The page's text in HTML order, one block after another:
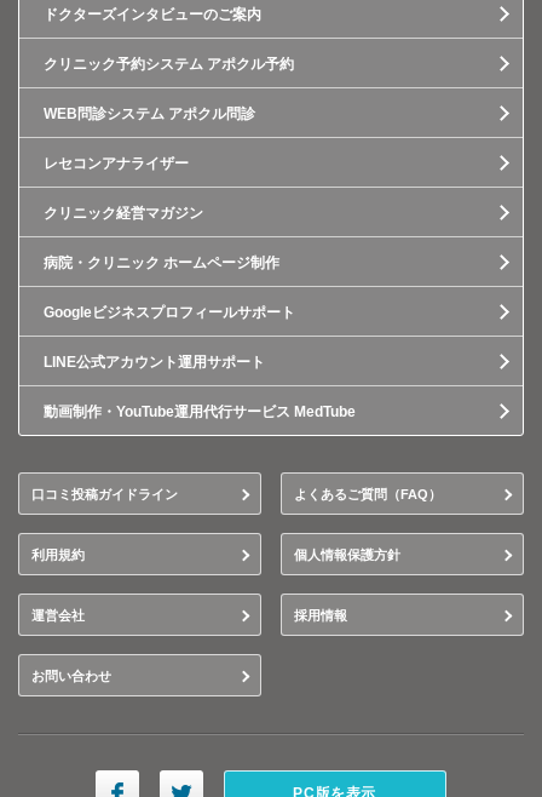
ドクターズインタビューのご案内
クリニック予約システム アポクル予約
WEB問診システム アポクル問診
レセコンアナライザー
クリニック経営マガジン
病院・クリニック ホームページ制作
Googleビジネスプロフィールサポート
LINE公式アカウント運用サポート
動画制作・YouTube運用代行サービス MedTube
口コミ投稿ガイドライン よくあるご質問（FAQ）
利用規約 個人情報保護方針
運営会社 採用情報
お問い合わせ
PC版を表示